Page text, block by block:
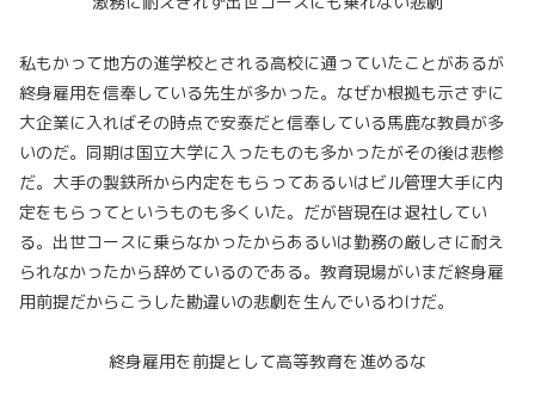
私もかって地方の進学校とされる高校に通っていたことがあるが
終身雇用を信奉している先生が多かった。なぜか根拠も示さずに
大企業に入ればその時点で安泰だと信奉している馬鹿な教員が多
いのだ。同期は国立大学に入ったものも多かったがその後は悲惨
だ。大手の製鉄所から内定をもらってあるいはビル管理大手に内
定をもらってというものも多くいた。だが皆現在は退社してい
る。出世コースに乗らなかったからあるいは勤務の厳しさに耐え
られなかったから辞めているのである。教育現場がいまだ終身雇
用前提だからこうした勘違いの悲劇を生んでいるわけだ。
終身雇用を前提として高等教育を進めるな